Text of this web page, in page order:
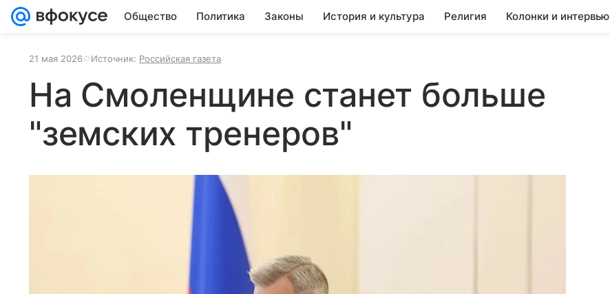
Общество Политика Законы История и культура Религия Колонки и интервью
21 мая 2026 Источник: Российская газета
На Смоленщине станет больше
"земских тренеров"